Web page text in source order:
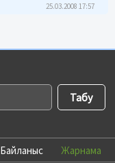
25.03.2008 17:57
Байланыс Жарнама